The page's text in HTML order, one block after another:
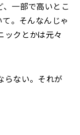
一部で高いとこ
。そんなんじゃ
ックとかは元々
らない。それが